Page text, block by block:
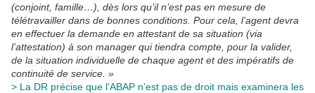
(conjoint, famille…), dès lors qu’il n’est pas en mesure de
télétravailler dans de bonnes conditions. Pour cela, l’agent devra
en effectuer la demande en attestant de sa situation (via
l’attestation) à son manager qui tiendra compte, pour la valider,
de la situation individuelle de chaque agent et des impératifs de
continuité de service. »
> La DR précise que l’ABAP n’est pas de droit mais examinera les